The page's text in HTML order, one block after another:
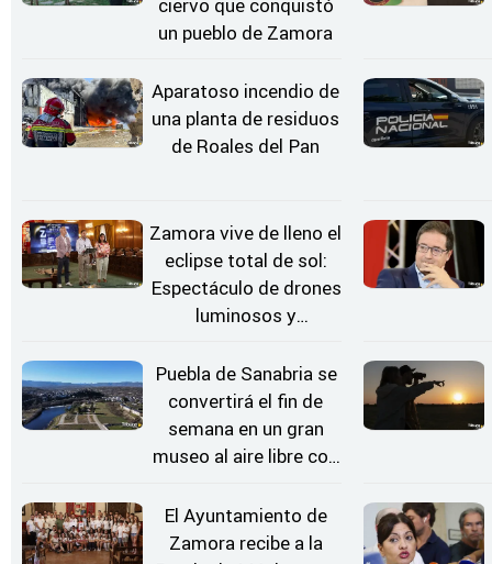
ciervo que conquistó
un pueblo de Zamora
Aparatoso incendio de
una planta de residuos
de Roales del Pan
Zamora vive de lleno el
eclipse total de sol:
Espectáculo de drones
luminosos y
Estrellas
Puebla de Sanabria se
convertirá el fin de
semana en un gran
museo al aire libre con
El Ayuntamiento de
Zamora recibe a la